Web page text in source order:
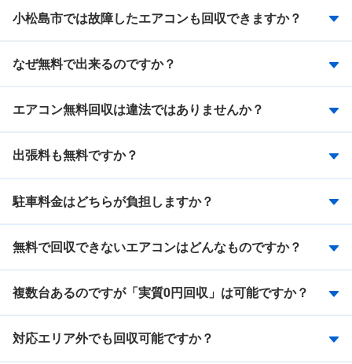
小松島市では故障したエアコンも回収できますか？
なぜ無料で出来るのですか？
エアコン無料回収は違法ではありませんか？
出張料も無料ですか？
駐車料金はどちらが負担しますか？
無料で回収できないエアコンはどんなものですか？
複数台あるのですが「実質0円回収」は可能ですか？
対応エリア外でも回収可能ですか？